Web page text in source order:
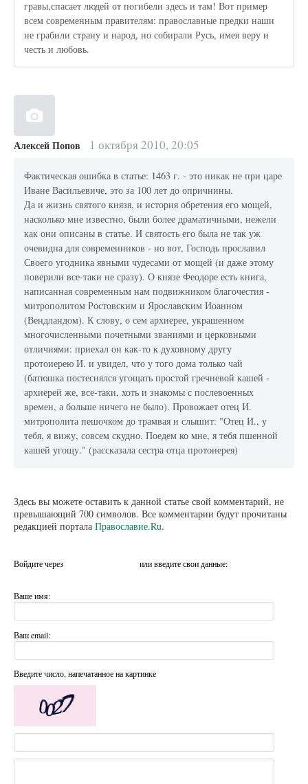
гравы,спасает людей от погибели здесь и там! Вот пример
всем современным правителям: православные предки наши
не грабили страну и народ, но собирали Русь, имея веру и
честь и любовь.
Алексей Попов 1 октября 2010, 20:05
Фактическая ошибка в статье: 1463 г. - это никак не при царе
Иване Васильевиче, это за 100 лет до опричнины.
Да и жизнь святого князя, и история обретения его мощей,
насколько мне известно, были более драматичными, нежели
как они описаны в статье. И святость его была не так уж
очевидна для современников - но вот, Господь прославил
Своего угодника явными чудесами от мощей (и даже этому
поверили все-таки не сразу). О князе Феодоре есть книга,
написанная современным нам подвижником благочестия -
митрополитом Ростовским и Ярославским Иоанном
(Вендландом). К слову, о сем архиерее, украшенном
многочисленными почетными званиями и церковными
отличиями: приехал он как-то к духовному другу
протоиерею И. и увидел, что у того дома только чай
(батюшка постеснялся угощать простой гречневой кашей -
архиерей же, все-таки, хоть и знакомы с послевоенных
времен, а больше ничего не было). Провожает отец И.
митрополита пешочком до трамвая и слышит: "Отец И., у
тебя, я вижу, совсем скудно. Поедем ко мне, я тебя пшенной
кашей угощу." (рассказала сестра отца протоиерея)
Здесь вы можете оставить к данной статье свой комментарий, не
превышающий 700 символов. Все комментарии будут прочитаны
редакцией портала Православие.Ru.
Войдите через или введите свои данные:
Ваше имя:
Ваш email:
Введите число, напечатанное на картинке